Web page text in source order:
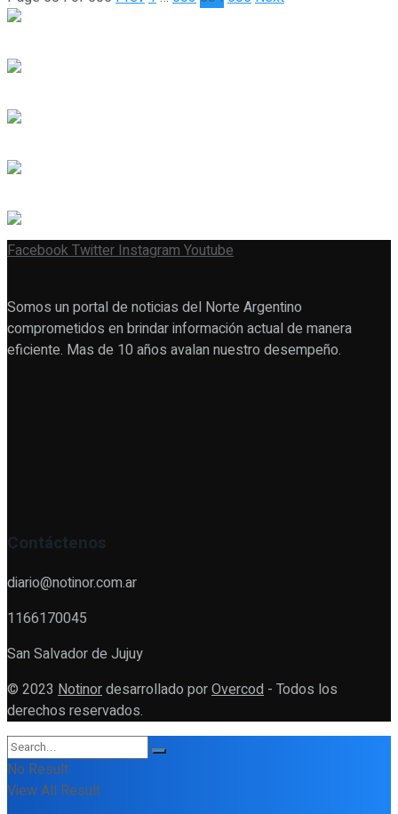
FacebookTwitter Instagram Youtube
Somos un portal de noticias del Norte Argentino
comprometidos en brindar información actual de manera
eficiente. Mas de 10 años avalan nuestro desempeño.
Contáctenos
diario@notinor.com.ar
1166170045
San Salvador de Jujuy
© 2023 Notinordesarrollado porOvercod - Todos los
derechos reservados.
No Result
View All Result